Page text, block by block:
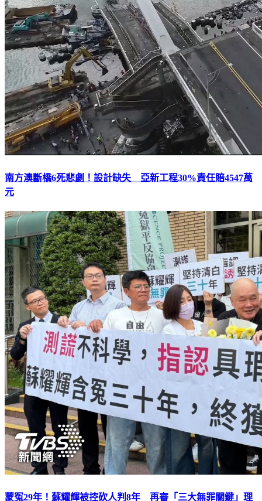
南方澳斷橋6死悲劇！設計缺失 亞新工程30%責任賠4547萬
元
蒙冤29年！蘇耀輝被控砍人判8年 再審「三大無罪關鍵」理